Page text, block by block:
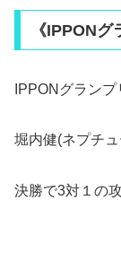
《IPPON
IPPONグランプ
堀内健(ネプチ
決勝で3対１の